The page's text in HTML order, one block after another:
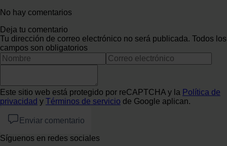
No hay comentarios
Deja tu comentario
Tu dirección de correo electrónico no será publicada. Todos los
campos son obligatorios
Este sitio web está protegido por reCAPTCHA y la Política de
privacidad y Términos de servicio de Google aplican.
Enviar comentario
Síguenos en redes sociales